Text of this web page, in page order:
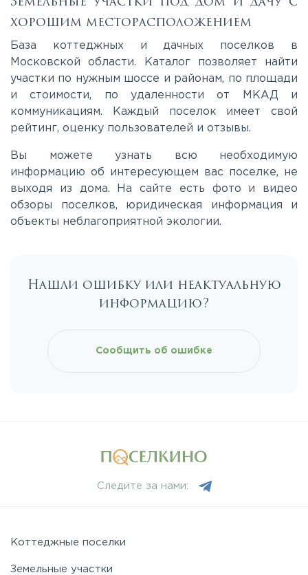
Киевское
Минское
Новорижское
Симферопольское
хорошим месторасположением
База коттеджных и дачных поселков в
Московской области. Каталог позволяет найти
участки по нужным шоссе и районам, по площади
и стоимости, по удаленности от МКАД и
коммуникациям. Каждый поселок имеет свой
рейтинг, оценку пользователей и отзывы.
Вы можете узнать всю необходимую
информацию об интересующем вас поселке, не
выходя из дома. На сайте есть фото и видео
обзоры поселков, юридическая информация и
объекты неблагоприятной экологии.
Нашли ошибку или неактуальную
информацию?
Сообщить об ошибке
Следите за нами:
Коттеджные поселки
Земельные участки